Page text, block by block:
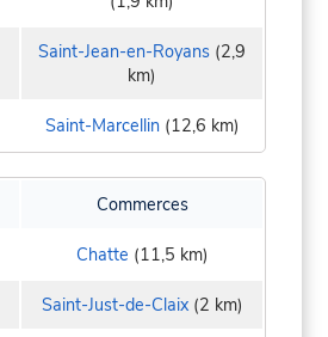
Saint-Jean-en-Royans (2,9
km)
Saint-Marcellin(12,6 km)
Commerces
Chatte (11,5 km)
Saint-Just-de-Claix(2 km)